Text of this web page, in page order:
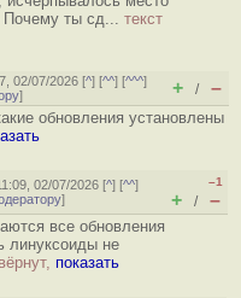
Почему ты сд... текст
02/07/2026 [^] [^^] [^^^]
] + / –
обновления установлены
02/07/2026 [^] [^^]
]
–1
+ / –
все обновления
линуксоиды не
показать